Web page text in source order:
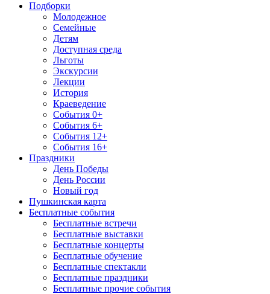
Подборки
Молодежное
Семейные
Детям
Доступная среда
Льготы
Экскурсии
Лекции
История
Краеведение
События 0+
События 6+
События 12+
События 16+
Праздники
День Победы
День России
Новый год
Пушкинская карта
Бесплатные события
Бесплатные встречи
Бесплатные выставки
Бесплатные концерты
Бесплатные обучение
Бесплатные спектакли
Бесплатные праздники
Бесплатные прочие события